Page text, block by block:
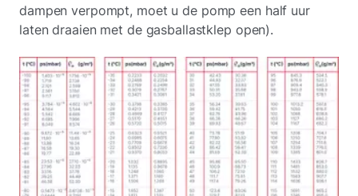
dampen verpompt, moet u de pomp een half uur
laten draaien met de gasballastklep open).